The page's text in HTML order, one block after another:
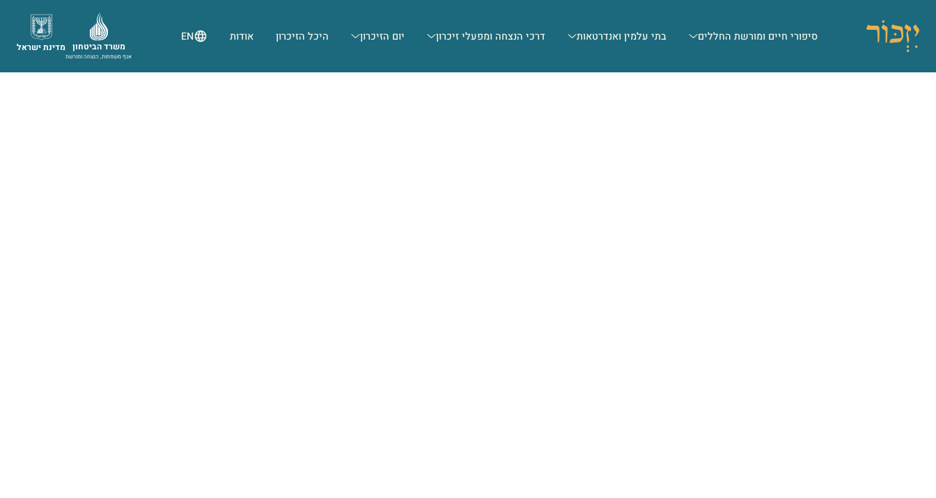
סיפורי חיים ומורשת החללים בתי עלמין ואנדרטאות דרכי הנצחה ומפעלי זיכרון יום הזיכרון היכל הזיכרון אודות EN
מדינת ישראל משרד הביטחון
אגף משפחות, הנצחה ומורשת